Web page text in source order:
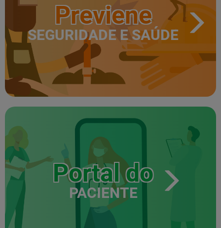
Previene
SEGURIDADE E SAÚDE
Portal do
PACIENTE